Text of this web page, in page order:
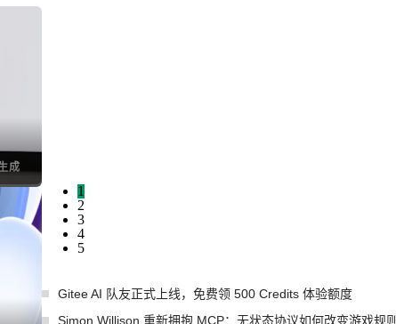
成
1
2
3
4
5
Gitee AI 队友正式上线，免费领 500 Credits 体验额度
Simon Willison 重新拥抱 MCP：无状态协议如何改变游戏规则